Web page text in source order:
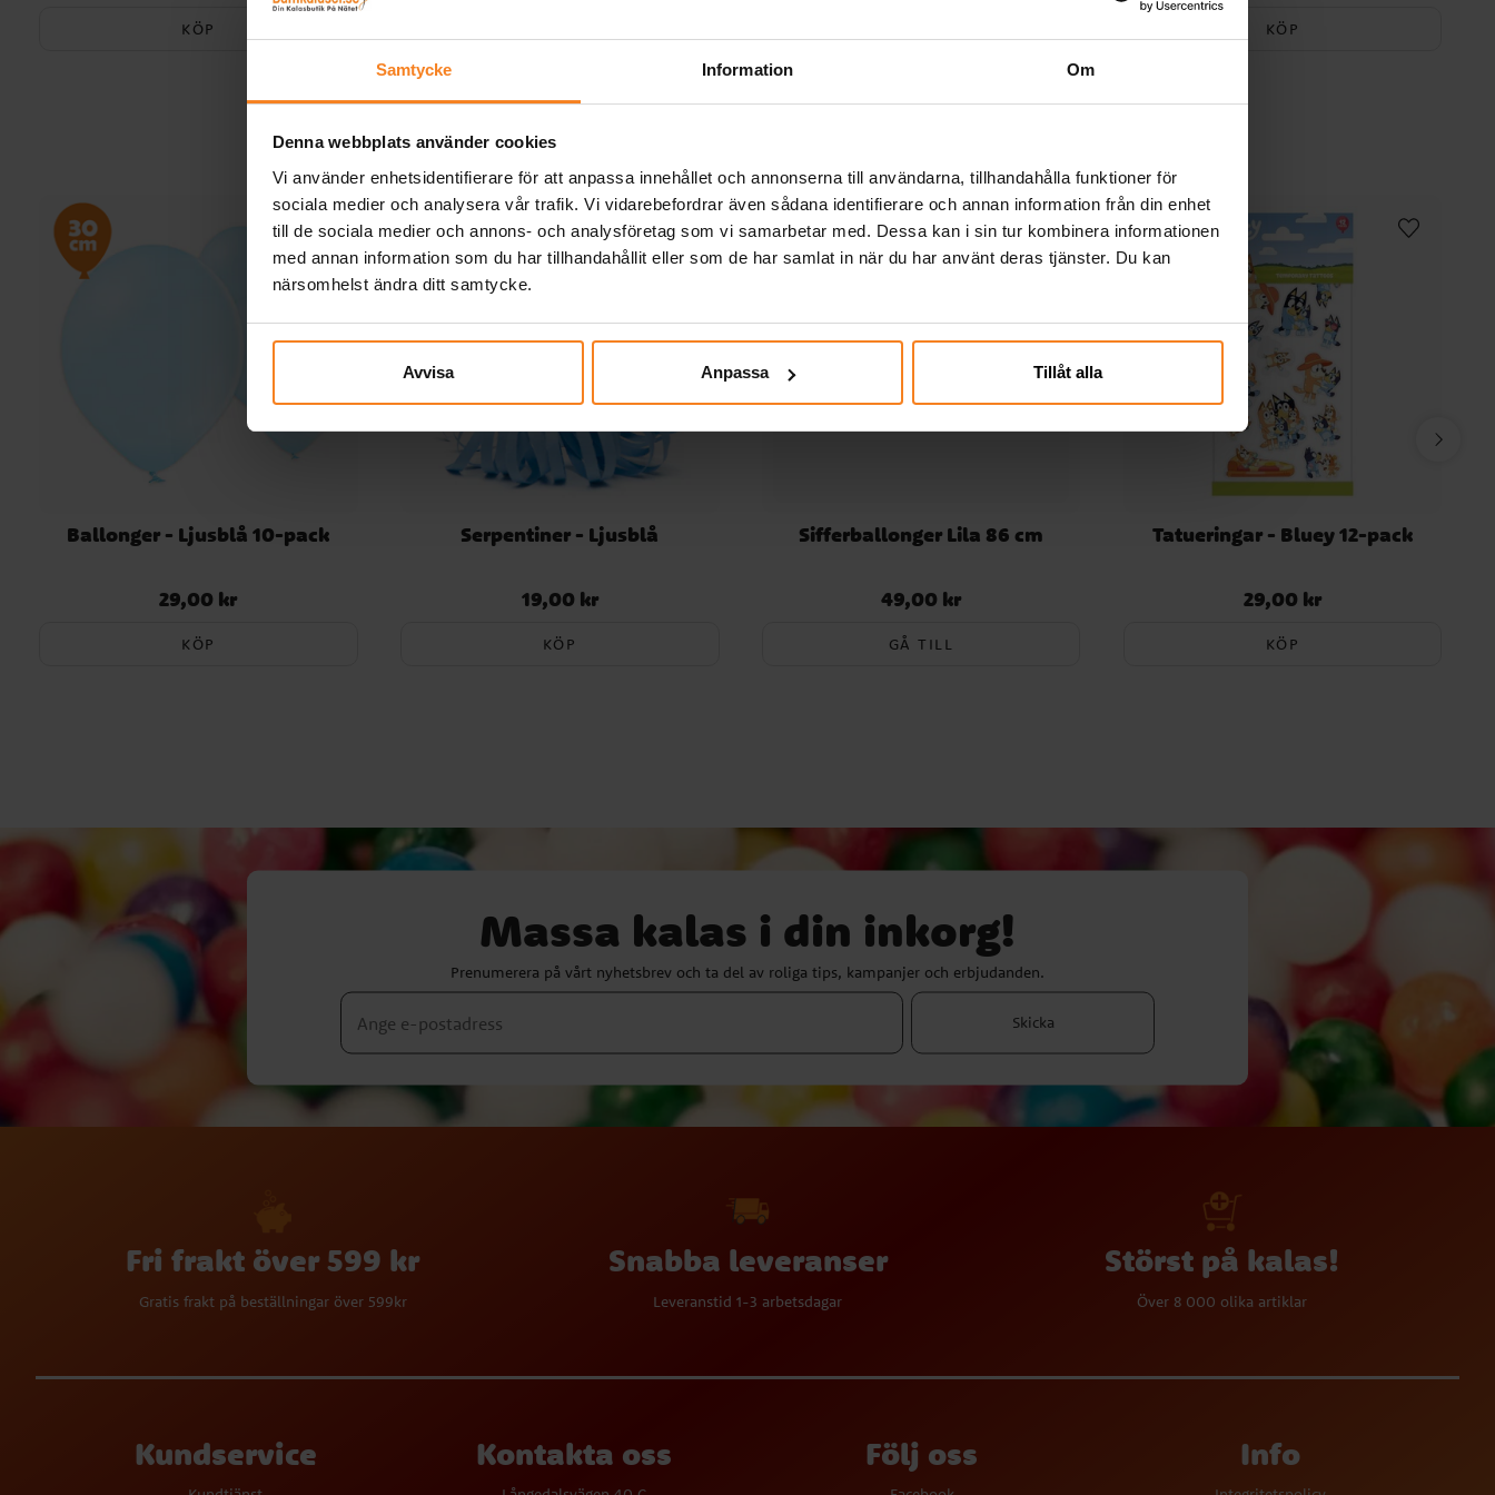
Samtycke Information Om
Denna webbplats använder cookies
Vi använder enhetsidentifierare för att anpassa innehållet och annonserna till användarna, tillhandahålla funktioner för
sociala medier och analysera vår trafik. Vi vidarebefordrar även sådana identifierare och annan information från din enhet
till de sociala medier och annons- och analysföretag som vi samarbetar med. Dessa kan i sin tur kombinera informationen
med annan information som du har tillhandahållit eller som de har samlat in när du har använt deras tjänster. Du kan
närsomhelst ändra ditt samtycke.
Avvisa Anpassa Tillåt alla
KÖP KÖP
Andra köpte även
Ballonger - Ljusblå 10-pack
Pris:29,00 kr
29,00 kr
KÖP
Serpentiner - Ljusblå
Pris:19,00 kr
19,00 kr
KÖP
Sifferballonger Lila 86 cm
Pris:49,00 kr
49,00 kr
GÅ TILL
Tatueringar - Bluey 12-pack
Pris:29,00 kr
29,00 kr
KÖP
Massa kalas i din inkorg!
Prenumerera på vårt nyhetsbrev och ta del av roliga tips, kampanjer och erbjudanden.
Skicka
Fri frakt över 599 kr
Gratis frakt på beställningar över 599kr
Snabba leveranser
Leveranstid 1-3 arbetsdagar
Störst på kalas!
Över 8 000 olika artiklar
Kundservice Kontakta oss Följ oss Info